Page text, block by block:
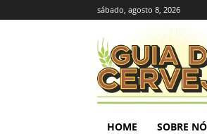
sábado, agosto 8, 2026
HOME SOBRE